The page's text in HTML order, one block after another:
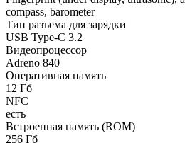
compass, barometer
Тип разъема для зарядки
USB Type-C 3.2
Видеопроцессор
Adreno 840
Оперативная память
12 Гб
NFC
есть
Встроенная память (ROM)
256 Гб